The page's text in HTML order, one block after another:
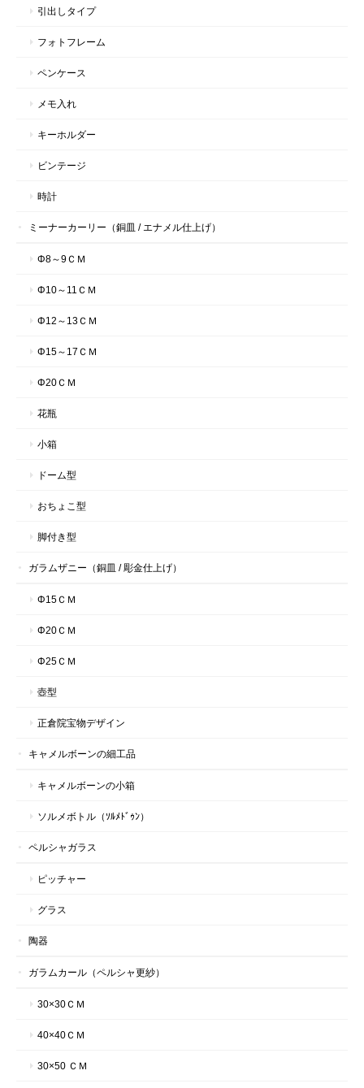
引出しタイプ
フォトフレーム
ペンケース
メモ入れ
キーホルダー
ビンテージ
時計
ミーナーカーリー（銅皿 / エナメル仕上げ）
Φ8～9ＣＭ
Φ10～11ＣＭ
Φ12～13ＣＭ
Φ15～17ＣＭ
Φ20ＣＭ
花瓶
小箱
ドーム型
おちょこ型
脚付き型
ガラムザニー（銅皿 / 彫金仕上げ）
Φ15ＣＭ
Φ20ＣＭ
Φ25ＣＭ
壺型
正倉院宝物デザイン
キャメルボーンの細工品
キャメルボーンの小箱
ソルメボトル（ｿﾙﾒﾄﾞｩﾝ）
ペルシャガラス
ピッチャー
グラス
陶器
ガラムカール（ペルシャ更紗）
30×30ＣＭ
40×40ＣＭ
30×50 ＣＭ